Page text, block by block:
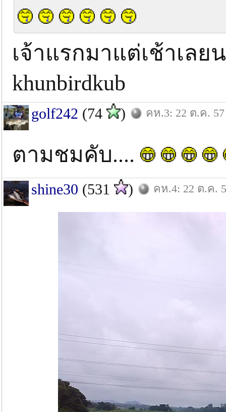
เจ้าแรกมาแต่เช้าเล
khunbirdkub
golf242 (74 ) คห.3: 22 ต.ค. 57
ตามชมคับ....
shine30 (531 ) คห.4: 22 ต.ค.